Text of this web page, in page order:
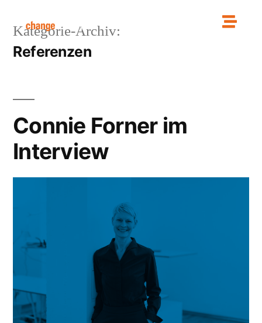
Kategorie-Archiv:
Referenzen
Connie Forner im
Interview